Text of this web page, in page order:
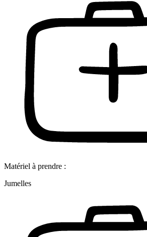
Matériel à prendre :
Jumelles